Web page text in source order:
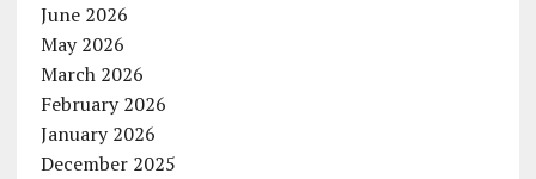
June 2026
May 2026
March 2026
February 2026
January 2026
December 2025